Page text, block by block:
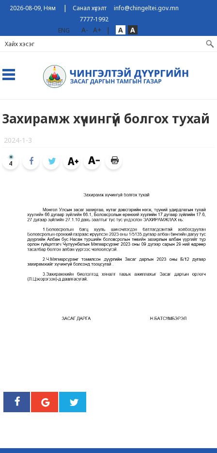
2026-08-09, Ням | Санал хүсэлт
info@chingeltei.gov.mn
7777-1992
ENG
A- A+ | A A
Захирамж хүчингүй болгох тухай
2024-1-3
4